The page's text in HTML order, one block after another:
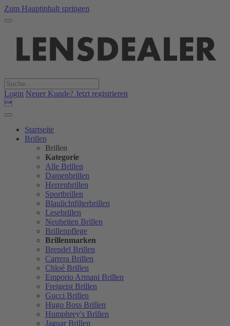
Zum Hauptinhalt springen
Login Neuer Kunde? Jetzt registrieren

Startseite
Brillen
Brillen
Kategorie
Alle Brillen
Damenbrillen
Herrenbrillen
Sportbrillen
Blaulichtfilterbrillen
Lesebrillen
Neuheiten Brillen
Brillenpflege
Brillenmarken
Brendel Brillen
Carrera Brillen
Chloé Brillen
Emporio Armani Brillen
Freigeist Brillen
Gucci Brillen
Hugo Boss Brillen
Humphrey's Brillen
Jaguar Brillen